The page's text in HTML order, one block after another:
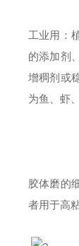
工业用：
的添加剂
增稠剂或
为鱼、虾
胶体磨的
者用于高